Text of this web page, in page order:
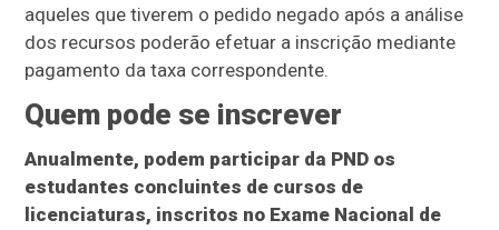
aqueles que tiverem o pedido negado após a análise
dos recursos poderão efetuar a inscrição mediante
pagamento da taxa correspondente.
Quem pode se inscrever
Anualmente, podem participar da PND os
estudantes concluintes de cursos de
licenciaturas, inscritos no Exame Nacional de